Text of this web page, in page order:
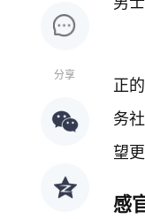
分享
正
务
望
感